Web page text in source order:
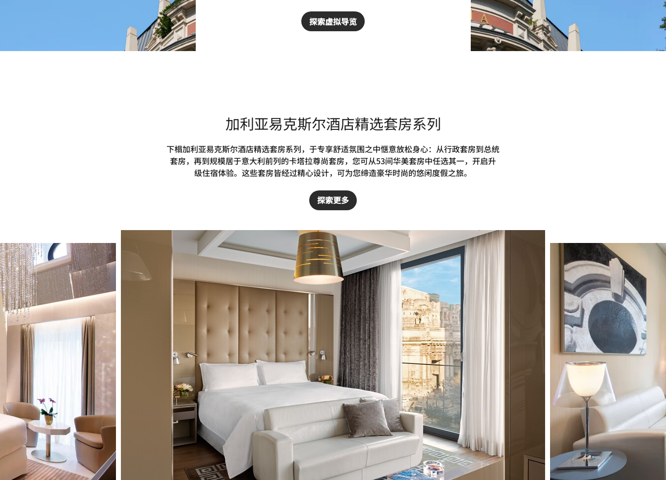
探索虚拟导览
加利亚易克斯尔酒店精选套房系列
下榻加利亚易克斯尔酒店精选套房系列，于专享舒适氛围之中惬意放松身心：从行政套房到总统
套房，再到规模居于意大利前列的卡塔拉尊尚套房，您可从53间华美套房中任选其一，开启升
级住宿体验。这些套房皆经过精心设计，可为您缔造豪华时尚的悠闲度假之旅。
探索更多